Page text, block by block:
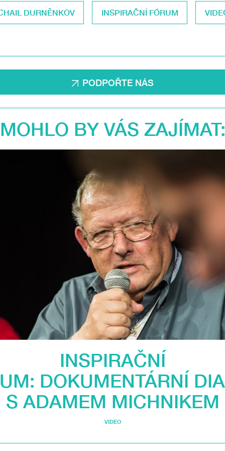
DURNĚNKOV INSPIRAČNÍ FÓRUM
PODPOŘTE NÁS
MOHLO BY VÁS ZAJÍMAT:
INSPIRAČNÍ
DOKUMENTÁRNÍ
S ADAMEM MICHNIKEM
VIDEO